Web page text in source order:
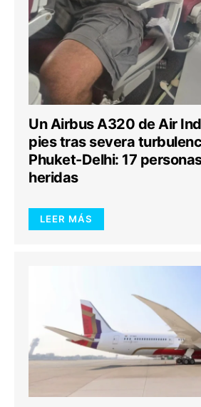
Un Airbus A320 de Air
pies tras severa
Phuket-Delhi: 17
heridas
LEER MÁS